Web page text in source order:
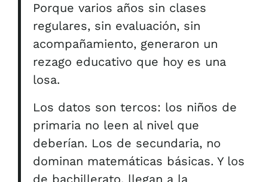
Porque varios años sin clases
regulares, sin evaluación, sin
acompañamiento, generaron un
rezago educativo que hoy es una
losa.
Los datos son tercos: los niños de
primaria no leen al nivel que
deberían. Los de secundaria, no
dominan matemáticas básicas. Y los